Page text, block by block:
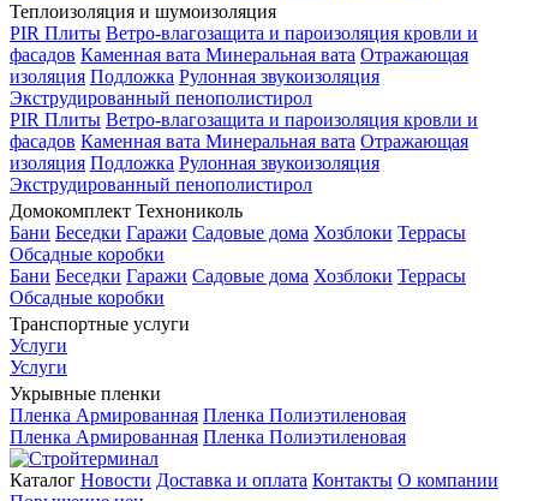
Теплоизоляция и шумоизоляция
PIR Плиты Ветро-влагозащита и пароизоляция кровли и
фасадов Каменная вата Минеральная вата Отражающая
изоляция Подложка Рулонная звукоизоляция
Экструдированный пенополистирол
PIR Плиты Ветро-влагозащита и пароизоляция кровли и
фасадов Каменная вата Минеральная вата Отражающая
изоляция Подложка Рулонная звукоизоляция
Экструдированный пенополистирол
Домокомплект Технониколь
Бани Беседки Гаражи Садовые дома Хозблоки Террасы
Обсадные коробки
Бани Беседки Гаражи Садовые дома Хозблоки Террасы
Обсадные коробки
Транспортные услуги
Услуги
Услуги
Укрывные пленки
Пленка Армированная Пленка Полиэтиленовая
Пленка Армированная Пленка Полиэтиленовая
Каталог Новости Доставка и оплата Контакты О компании